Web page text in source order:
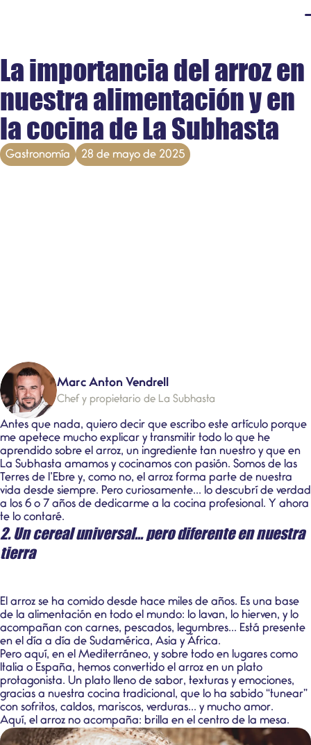
La importancia del arroz en
nuestra alimentación y en
la cocina de La Subhasta
Gastronomía 28 de mayo de 2025
Marc Anton Vendrell
Chef y propietario de La Subhasta
Antes que nada, quiero decir que escribo este artículo porque
me apetece mucho explicar y transmitir todo lo que he
aprendido sobre el arroz, un ingrediente tan nuestro y que en
La Subhasta amamos y cocinamos con pasión. Somos de las
Terres de l’Ebre y, como no, el arroz forma parte de nuestra
vida desde siempre. Pero curiosamente... lo descubrí de verdad
a los 6 o 7 años de dedicarme a la cocina profesional. Y ahora
te lo contaré.
2. Un cereal universal... pero diferente en nuestra
tierra
El arroz se ha comido desde hace miles de años. Es una base
de la alimentación en todo el mundo: lo lavan, lo hierven, y lo
acompañan con carnes, pescados, legumbres... Está presente
en el día a día de Sudamérica, Asia y África.
Pero aquí, en el Mediterráneo, y sobre todo en lugares como
Italia o España, hemos convertido el arroz en un plato
protagonista. Un plato lleno de sabor, texturas y emociones,
gracias a nuestra cocina tradicional, que lo ha sabido “tunear”
con sofritos, caldos, mariscos, verduras... y mucho amor.
Aquí, el arroz no acompaña: brilla en el centro de la mesa.